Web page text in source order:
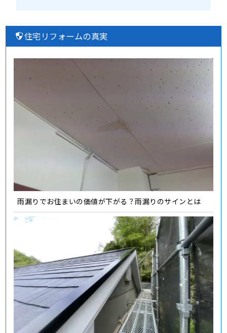
住宅リフォームの真実
雨漏りでお住まいの価値が下がる？雨漏りのサインとは